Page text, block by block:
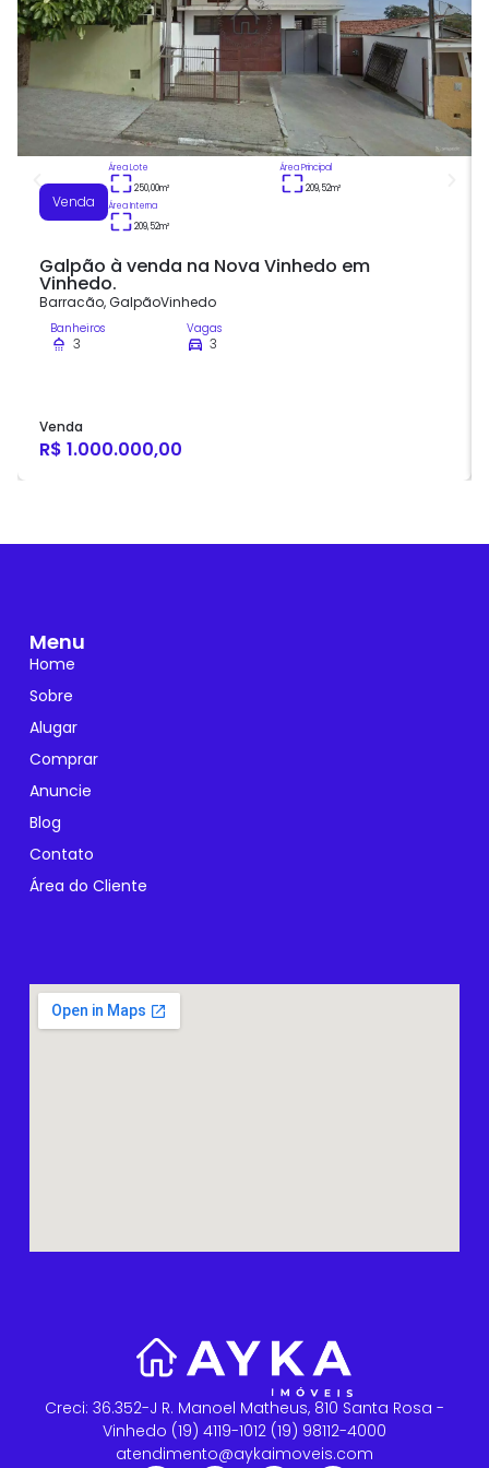
Venda
Área Lote
250,00m²
Área Principal
209,52m²
Área Interna
209,52m²
Galpão à venda na Nova Vinhedo em
Vinhedo.
Barracão,GalpãoVinhedo
Banheiros
3
Vagas
3
Venda
R$ 1.000.000,00
Creci: 36.352-J R. Manoel Matheus, 810 Santa Rosa -
Vinhedo (19) 4119-1012 (19) 98112-4000
atendimento@aykaimoveis.com
Menu
Home
Sobre
Alugar
Comprar
Anuncie
Blog
Contato
Área do Cliente